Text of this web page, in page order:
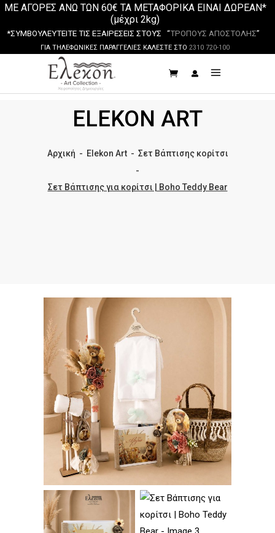
ΜΕ ΑΓΟΡΕΣ ΑΝΩ ΤΩΝ 60€ ΤΑ ΜΕΤΑΦΟΡΙΚΑ ΕΙΝΑΙ ΔΩΡΕΑΝ*
(μέχρι 2kg)
*ΣΥΜΒΟΥΛΕΥΤΕΙΤΕ ΤΙΣ ΕΞΑΙΡΕΣΕΙΣ ΣΤΟΥΣ “ΤΡΟΠΟΥΣ ΑΠΟΣΤΟΛΗΣ”
ΓΙΑ ΤΗΛΕΦΩΝΙΚΕΣ ΠΑΡΑΓΓΕΛΙΕΣ ΚΑΛΕΣΤΕ ΣΤΟ 2310 720-100
ELEKON ART
Αρχική - Elekon Art- Σετ Βάπτισης κορίτσι
-
Σετ Βάπτισης για κορίτσι | Boho Teddy Bear